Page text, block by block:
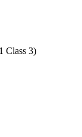
Class 3)